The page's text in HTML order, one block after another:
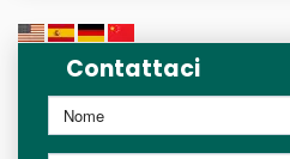
Contattaci